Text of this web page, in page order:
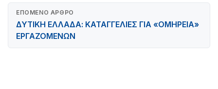
ΕΠΌΜΕΝΟ ΆΡΘΡΟ
ΔΥΤΙΚΗ ΕΛΛΑΔΑ: ΚΑΤΑΓΓΕΛΙΕΣ ΓΙΑ «ΟΜΗΡΕΙΑ»
ΕΡΓΑΖΟΜΕΝΩΝ